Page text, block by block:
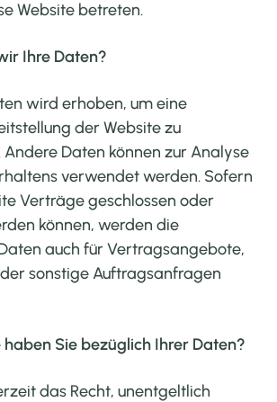
Website betreten.
Ihre Daten?
wird erhoben, um eine
der Website zu
Daten können zur Analyse
verwendet werden. Sofern
Verträge geschlossen oder
können, werden die
auch für Vertragsangebote,
sonstige Auftragsanfragen
haben Sie bezüglich Ihrer Daten?
das Recht, unentgeltlich